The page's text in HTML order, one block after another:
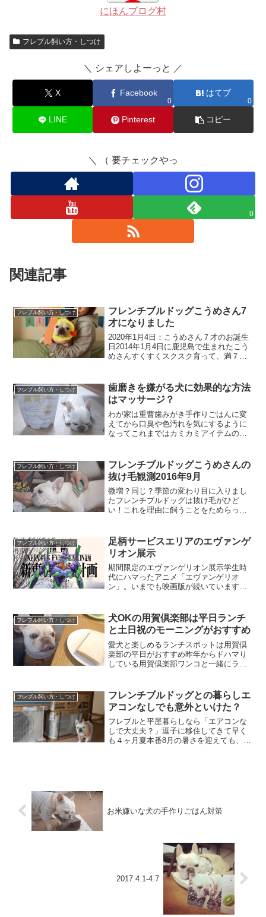
にほんブログ村
フレブル飼い方・しつけ
＼ シェアしよーっと ／
X Facebook
0
はてブ
0
LINE Pinterest コピー
＼ （ 要チェックやっ
0
関連記事
フレブル飼い方・しつけ
フレンチブルドッグこうめさん7
才になりました
2020年1月4日：こうめさん７才のお誕生
日2014年1月4日に鹿児島で生まれたこう
めさんすくすくスクスク育って、満７才
クが２回訪れるきっとその１回目なごや
かでたのしい...
フレブル飼い方・しつけ
歯磨きを嫌がる犬に効果的な方法
はマッサージ？
わが家は重曹歯みがき手作りごはんに変
えてから口臭や色汚れを気にするように
なってこれまではカミカミアイテムのみ
した。重曹水でのハミガキの作り方はこ
ちらの本を参照して水200...
フレブル飼い方・しつけ
フレンチブルドッグこうめさんの
抜け毛観測2016年9月
微増？同じ？季節の変わり目に入りまし
たフレンチブルドッグは抜け毛がひど
い！これを理由に飼うことをためらって
いという方のためにフレンチブルドッグ
こうめさんを対象に毎月観測...
フレブル飼い方・しつけ
足柄サービスエリアのエヴァンゲ
リオン展示
期間限定のエヴァンゲリオン展示学生時
代にハマったアニメ「エヴァンゲリオ
ン」。いまでも映画版が続いています
の前に展示物があり、サラッと鑑賞。後
で調べてみるとお外の展示より...
フレブル飼い方・しつけ
犬OKの用賀倶楽部は平日ランチ
と土日祝のモーニングがおすすめ
愛犬と楽しめるランチスポットは用賀倶
楽部の平日がおすすめ昨年からドハマり
している用賀倶楽部ワンコと一緒にラン
がめっちゃ良い最初に行った時は平日で
ハンバーグをチョイス！...
フレブル飼い方・しつけ
フレンチブルドッグとの暮らしエ
アコンなしでも意外といけた？
フレブルと平屋暮らしなら「エアコンな
しで大丈夫？」逗子に移住してきて早く
も４ヶ月夏本番8月の暑さを迎えても、常
お米嫌いな犬の手作りごはん対策
2017.4.1-4.7